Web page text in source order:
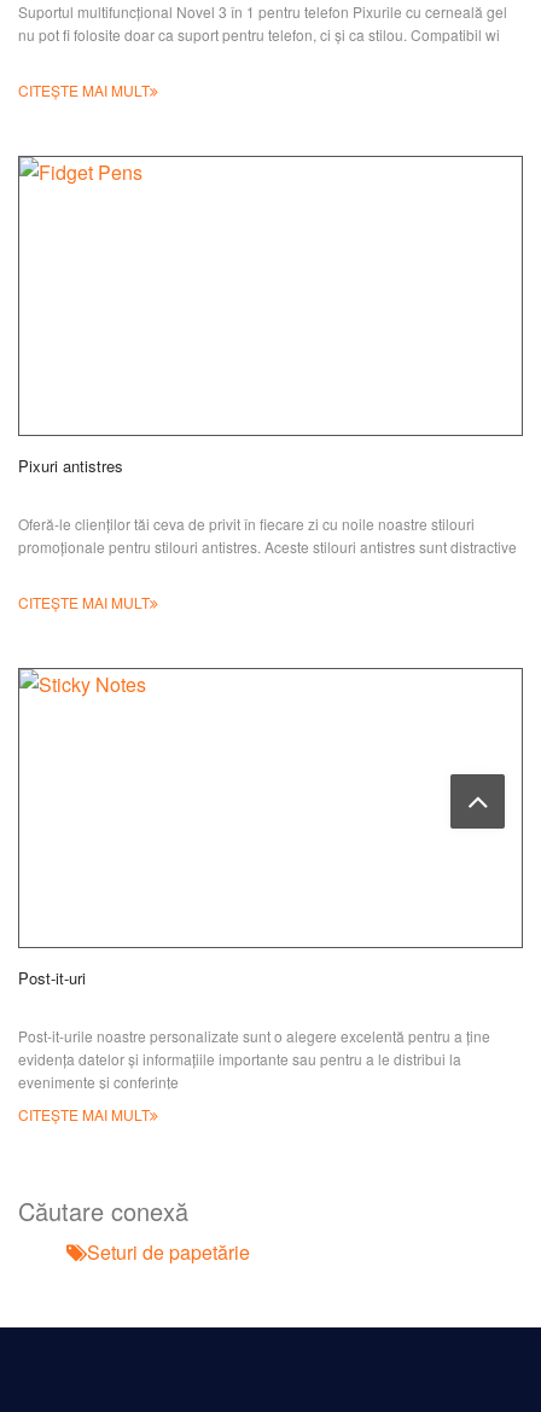
Suportul multifuncțional Novel 3 în 1 pentru telefon Pixurile cu cerneală gel
nu pot fi folosite doar ca suport pentru telefon, ci și ca stilou. Compatibil wi
CITEȘTE MAI MULT
Pixuri antistres
Oferă-le clienților tăi ceva de privit în fiecare zi cu noile noastre stilouri
promoționale pentru stilouri antistres. Aceste stilouri antistres sunt distractive
CITEȘTE MAI MULT
Post-it-uri
Post-it-urile noastre personalizate sunt o alegere excelentă pentru a ține
evidența datelor și informațiile importante sau pentru a le distribui la
evenimente și conferințe
CITEȘTE MAI MULT
Căutare conexă
Seturi de papetărie